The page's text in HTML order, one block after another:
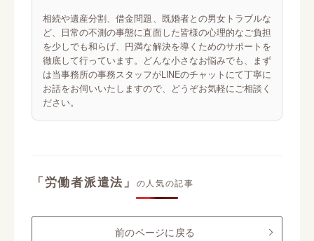
相続や遺産分割、借金問題、既婚者との男女トラブルな
ど、日常の不測の事態に直面した皆様の心理的なご負担
を少しでも和らげ、円満な解決を導くためのサポートを
徹底して行っています。どんな小さなお悩みでも、まず
は当事務所の事務スタッフがLINEのチャットにて丁寧に
お話をお伺いいたしますので、どうぞお気軽にご相談く
ださい。
「労働者派遣法」 の人気の記事
前のページに戻る